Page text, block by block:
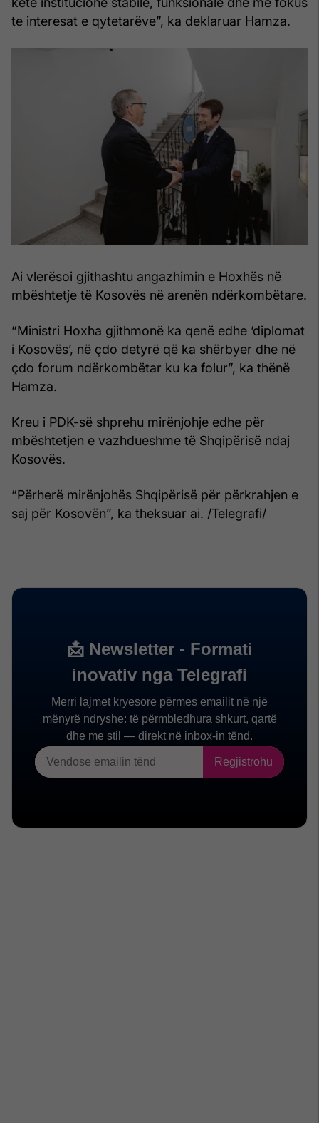
te interesat e qytetarëve”, ka deklaruar Hamza.
Ai vlerësoi gjithashtu angazhimin e Hoxhës në
mbështetje të Kosovës në arenën ndërkombëtare.
“Ministri Hoxha gjithmonë ka qenë edhe ‘diplomat
i Kosovës’, në çdo detyrë që ka shërbyer dhe në
çdo forum ndërkombëtar ku ka folur”, ka thënë
Hamza.
Kreu i PDK-së shprehu mirënjohje edhe për
mbështetjen e vazhdueshme të Shqipërisë ndaj
Kosovës.
“Përherë mirënjohës Shqipërisë për përkrahjen e
saj për Kosovën”, ka theksuar ai. /Telegrafi/